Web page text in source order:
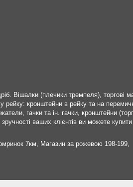
Вішалки (плечики тремпеля), торгові
рейку: кронштейни в рейку та на
гачки та ін. гачки, кронштейни
ваших клієнтів ви можете купити
7км, Магазин за рожевою 198-199,